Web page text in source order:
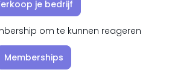
je bedrijf
om te kunnen reageren
Memberships